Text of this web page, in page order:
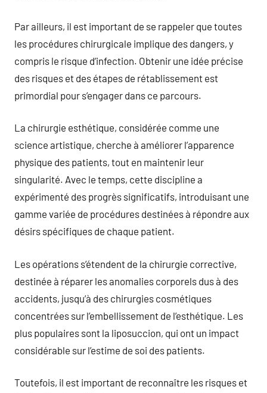
Par ailleurs, il est important de se rappeler que toutes
les procédures chirurgicale implique des dangers, y
compris le risque d’infection. Obtenir une idée précise
des risques et des étapes de rétablissement est
primordial pour s’engager dans ce parcours.
La chirurgie esthétique, considérée comme une
science artistique, cherche à améliorer l’apparence
physique des patients, tout en maintenir leur
singularité. Avec le temps, cette discipline a
expérimenté des progrès significatifs, introduisant une
gamme variée de procédures destinées à répondre aux
désirs spécifiques de chaque patient.
Les opérations s’étendent de la chirurgie corrective,
destinée à réparer les anomalies corporels dus à des
accidents, jusqu’à des chirurgies cosmétiques
concentrées sur l’embellissement de l’esthétique. Les
plus populaires sont la liposuccion, qui ont un impact
considérable sur l’estime de soi des patients.
Toutefois, il est important de reconnaître les risques et